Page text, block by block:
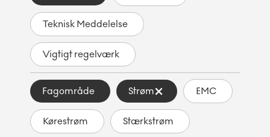
Teknisk Meddelelse
Vigtigt regelværk
Fagområde Strøm EMC
Kørestrøm Stærkstrøm